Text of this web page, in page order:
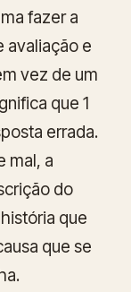
fazer a
avaliação e
vez de um
que 1
errada.
mal, a
do
que
que se